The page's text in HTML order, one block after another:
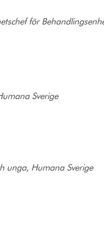
för
Sverige
unga, Humana Sverige